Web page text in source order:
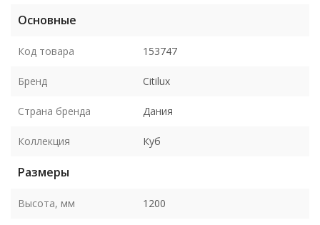
Основные
Код товара 153747
Бренд Citilux
Страна бренда Дания
Коллекция Куб
Размеры
Высота, мм 1200